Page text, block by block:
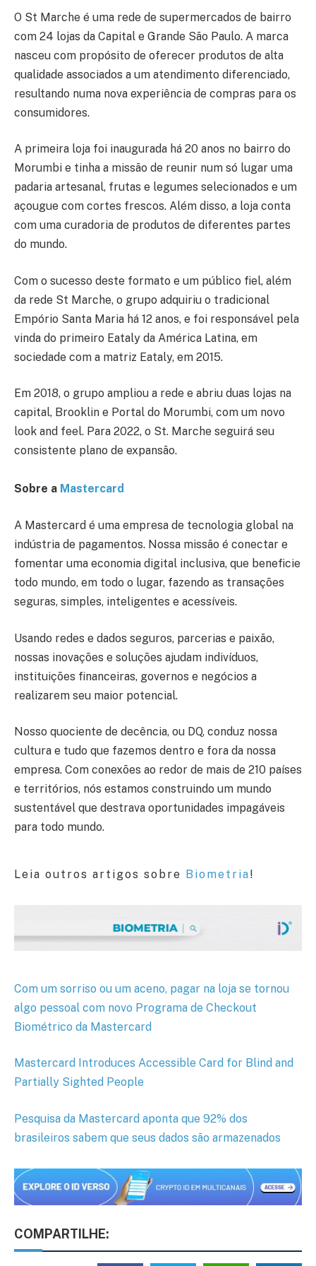
O St Marche é uma rede de supermercados de bairro
com 24 lojas da Capital e Grande São Paulo. A marca
nasceu com propósito de oferecer produtos de alta
qualidade associados a um atendimento diferenciado,
resultando numa nova experiência de compras para os
consumidores.
A primeira loja foi inaugurada há 20 anos no bairro do
Morumbi e tinha a missão de reunir num só lugar uma
padaria artesanal, frutas e legumes selecionados e um
açougue com cortes frescos. Além disso, a loja conta
com uma curadoria de produtos de diferentes partes
do mundo.
Com o sucesso deste formato e um público fiel, além
da rede St Marche, o grupo adquiriu o tradicional
Empório Santa Maria há 12 anos, e foi responsável pela
vinda do primeiro Eataly da América Latina, em
sociedade com a matriz Eataly, em 2015.
Em 2018, o grupo ampliou a rede e abriu duas lojas na
capital, Brooklin e Portal do Morumbi, com um novo
look and feel. Para 2022, o St. Marche seguirá seu
consistente plano de expansão.
Sobre a Mastercard
A Mastercard é uma empresa de tecnologia global na
indústria de pagamentos. Nossa missão é conectar e
fomentar uma economia digital inclusiva, que beneficie
todo mundo, em todo o lugar, fazendo as transações
seguras, simples, inteligentes e acessíveis.
Usando redes e dados seguros, parcerias e paixão,
nossas inovações e soluções ajudam indivíduos,
instituições financeiras, governos e negócios a
realizarem seu maior potencial.
Nosso quociente de decência, ou DQ, conduz nossa
cultura e tudo que fazemos dentro e fora da nossa
empresa. Com conexões ao redor de mais de 210 países
e territórios, nós estamos construindo um mundo
sustentável que destrava oportunidades impagáveis
para todo mundo.
Leia outros artigos sobre Biometria!
Com um sorriso ou um aceno, pagar na loja se tornou
algo pessoal com novo Programa de Checkout
Biométrico da Mastercard
Mastercard Introduces Accessible Card for Blind and
Partially Sighted People
Pesquisa da Mastercard aponta que 92% dos
brasileiros sabem que seus dados são armazenados
COMPARTILHE: